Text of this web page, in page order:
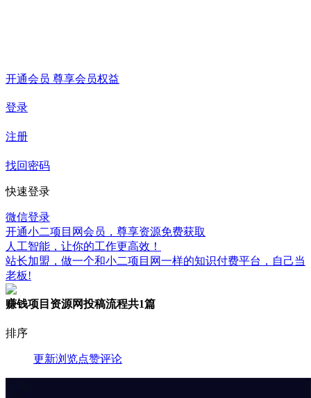
开通会员 尊享会员权益
登录
注册
找回密码
快速登录
微信登录
开通小二项目网会员，尊享资源免费获取
人工智能，让你的工作更高效！
站长加盟，做一个和小二项目网一样的知识付费平台，自己当
老板!
赚钱项目资源网投稿流程共1篇
排序
更新浏览点赞评论